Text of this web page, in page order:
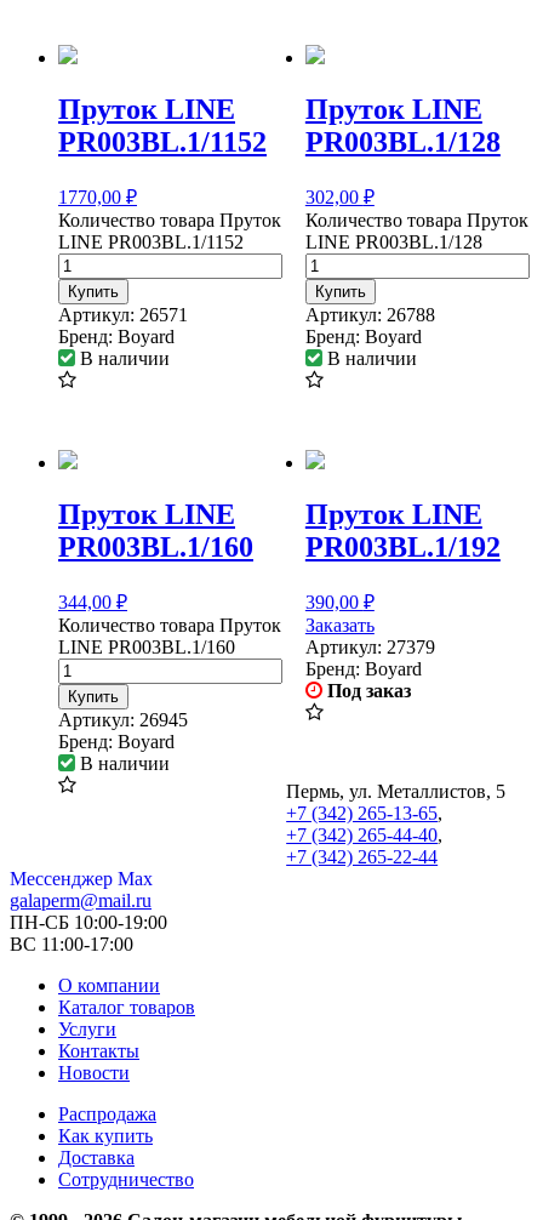
Пруток LINE
PR003BL.1/1152
1770,00 ₽
Количество товара Пруток
LINE PR003BL.1/1152
Купить
Артикул: 26571
Бренд: Boyard
В наличии
Пруток LINE
PR003BL.1/128
302,00 ₽
Количество товара Пруток
LINE PR003BL.1/128
Купить
Артикул: 26788
Бренд: Boyard
В наличии
Пруток LINE
PR003BL.1/160
344,00 ₽
Количество товара Пруток
LINE PR003BL.1/160
Купить
Артикул: 26945
Бренд: Boyard
В наличии
Пруток LINE
PR003BL.1/192
390,00 ₽
Заказать
Артикул: 27379
Бренд: Boyard
Под заказ
Пермь, ул. Металлистов, 5
+7 (342) 265-13-65,
+7 (342) 265-44-40,
+7 (342) 265-22-44
Мессенджер Мах
galaperm@mail.ru
ПН-СБ 10:00-19:00
ВС 11:00-17:00
О компании
Каталог товаров
Услуги
Контакты
Новости
Распродажа
Как купить
Доставка
Сотрудничество